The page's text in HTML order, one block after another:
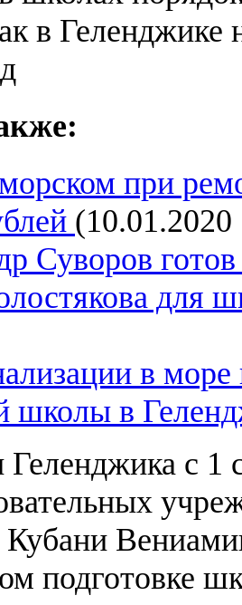
при
(10.01.2020
Суворов
для
в море
школы в
с 1
Кубани
подготовке